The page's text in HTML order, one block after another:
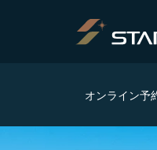
オンライン予